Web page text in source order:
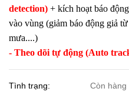
detection) + kích hoạt báo
vào vùng (giảm báo động giả
mưa....)
- Theo dõi tự động (Auto
Tình trạng: Còn hàng